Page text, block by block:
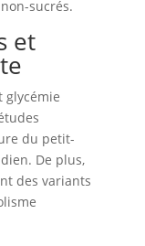
sucrés.
et
glycémie
du petit-
De plus,
des variants